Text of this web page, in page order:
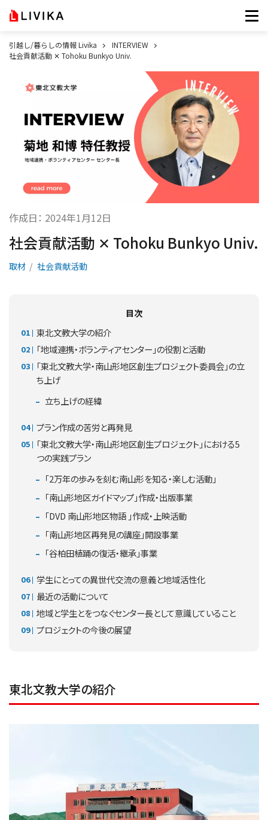
引越し/暮らしの情報 Livika
INTERVIEW
社会貢献活動 ✕ Tohoku Bunkyo Univ.
作成日： 2024年1月12日
社会貢献活動 ✕ Tohoku Bunkyo Univ.
取材 社会貢献活動
目次
東北文教大学の紹介
「地域連携・ボランティアセンター」の役割と活動
「東北文教大学・南山形地区創生プロジェクト委員会」の立
ち上げ
立ち上げの経緯
プラン作成の苦労と再発見
「東北文教大学・南山形地区創生プロジェクト」における5
つの実践プラン
「2万年の歩みを刻む南山形を知る・楽しむ活動」
「南山形地区ガイドマップ」作成・出版事業
「DVD 南山形地区物語 」作成・上映活動
「南山形地区再発見の講座」開設事業
「谷柏田植踊の復活・継承」事業
学生にとっての異世代交流の意義と地域活性化
最近の活動について
地域と学生とをつなぐセンター長として意識していること
プロジェクトの今後の展望
東北文教大学の紹介